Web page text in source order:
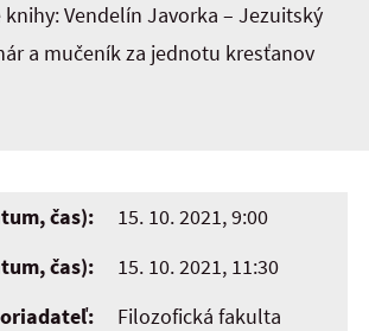
knihy: Vendelín Javorka – Jezuitský
a mučeník za jednotu kresťanov
čas):
15. 10. 2021, 9:00
čas):
15. 10. 2021, 11:30
Filozofická fakulta